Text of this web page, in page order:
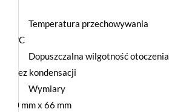
Temperatura przechowywania
60°C
Dopuszczalna wilgotność otoczenia
bez kondensacji
Wymiary
180 mm x 66 mm